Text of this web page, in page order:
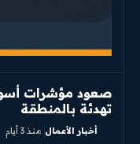
صعود مؤشرات
تهدئة بالمنطقة
أخبار الأعمال منذ 3 أيام